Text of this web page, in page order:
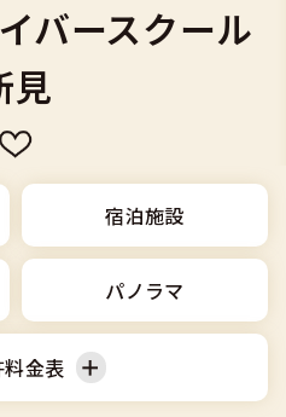
宿免許
れ
報
夫？
条件
て
49-5522
申込
バースクール
見
宿泊施設
パノラマ
金表